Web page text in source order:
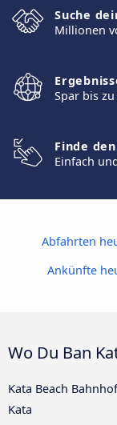
Suche
Millionen
Spar bis zu
Finde
Einfach
Abfahrten
Ankünfte
Wo Du Ban
Kata Beach
Kata